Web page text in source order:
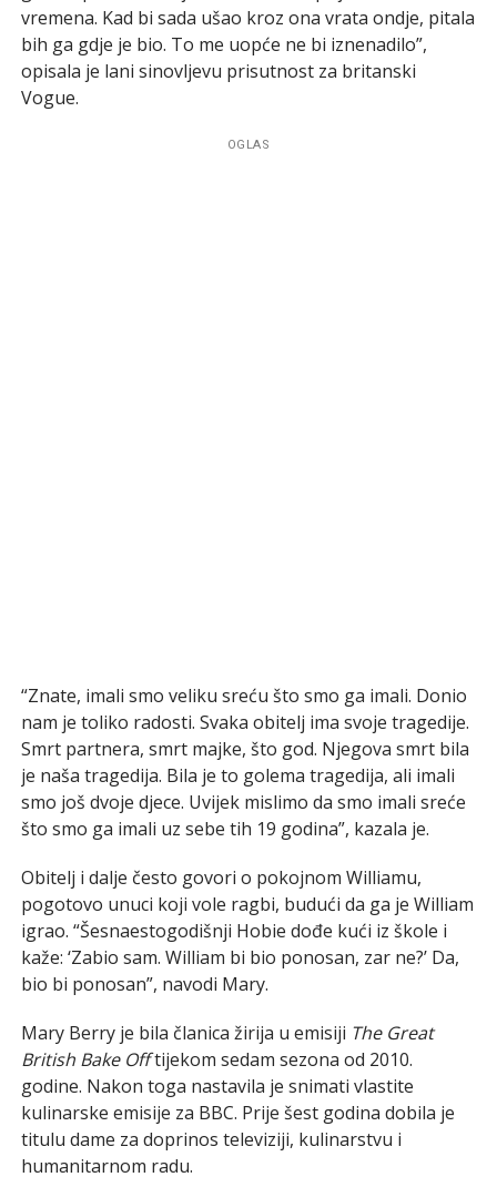
vremena. Kad bi sada ušao kroz ona vrata ondje, pitala
bih ga gdje je bio. To me uopće ne bi iznenadilo”,
opisala je lani sinovljevu prisutnost za britanski
Vogue.
OGLAS
“Znate, imali smo veliku sreću što smo ga imali. Donio
nam je toliko radosti. Svaka obitelj ima svoje tragedije.
Smrt partnera, smrt majke, što god. Njegova smrt bila
je naša tragedija. Bila je to golema tragedija, ali imali
smo još dvoje djece. Uvijek mislimo da smo imali sreće
što smo ga imali uz sebe tih 19 godina”, kazala je.
Obitelj i dalje često govori o pokojnom Williamu,
pogotovo unuci koji vole ragbi, budući da ga je William
igrao. “Šesnaestogodišnji Hobie dođe kući iz škole i
kaže: ‘Zabio sam. William bi bio ponosan, zar ne?’ Da,
bio bi ponosan”, navodi Mary.
Mary Berry je bila članica žirija u emisiji The Great
British Bake Offtijekom sedam sezona od 2010.
godine. Nakon toga nastavila je snimati vlastite
kulinarske emisije za BBC. Prije šest godina dobila je
titulu dame za doprinos televiziji, kulinarstvu i
humanitarnom radu.